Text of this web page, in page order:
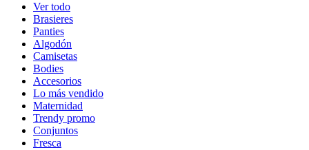
Ver todo
Brasieres
Panties
Algodón
Camisetas
Bodies
Accesorios
Lo más vendido
Maternidad
Trendy promo
Conjuntos
Fresca